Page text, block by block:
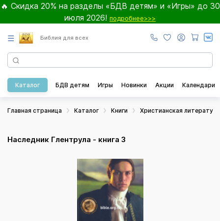
🔥 Скидка 20% на разделы «БДВ детям» и «Игры» до 30
июля 2026! подробнее>>>
☰ Библия для всех
Каталог БДВ детям Игры Новинки Акции Календари
Главная страница Каталог Книги Христианская литература
Наследник Глентрула - книга 3